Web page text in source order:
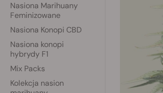
Nasiona Marihuany
Feminizowane
Nasiona Konopi CBD
Nasiona konopi
hybrydy F1
Mix Packs
Kolekcja nasion